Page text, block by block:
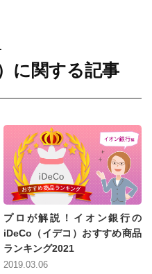
に関する記事
プロが解説！イオン銀行の
iDeCo（イデコ）おすすめ商品
ランキング2021
2019.03.06